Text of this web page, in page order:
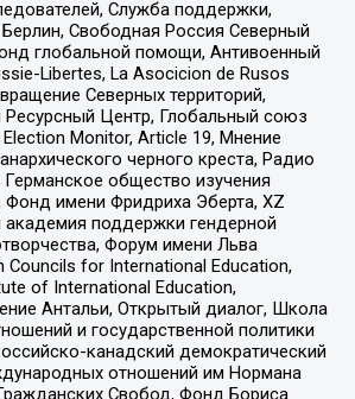
Служба поддержки,
Свободная Россия Северный
глобальной помощи, Антивоенный
Libertes, La Asocicion de Rusos
Северных территорий,
Ресурсный Центр, Глобальный союз
Election Monitor, Article 19, Мнение
черного креста, Радио
общество изучения
имени Фридриха Эберта, XZ
академия поддержки гендерной
Форум имени Льва
Councils for International Education,
of International Education,
Антальи, Открытый диалог, Школа
и государственной политики
канадский демократический
отношений им Нормана
Свобод, Фонд Бориса